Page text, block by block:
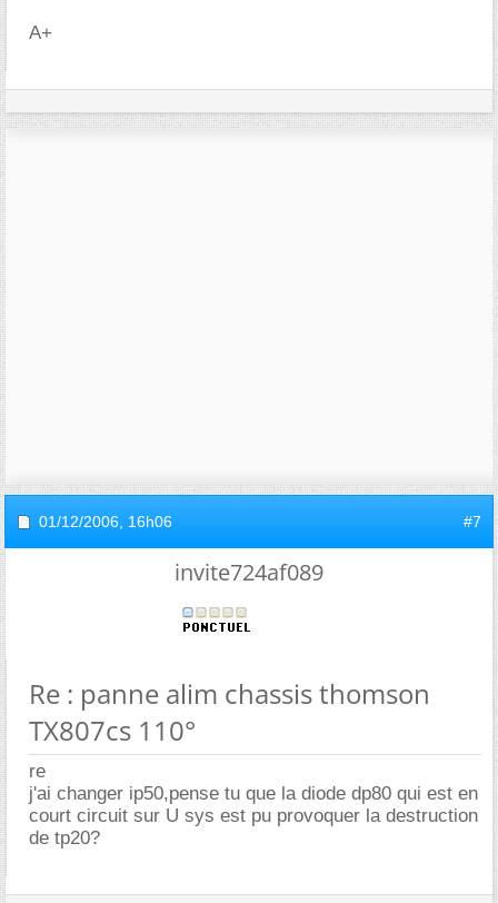
A+
01/12/2006, 16h06 #7
invite724af089
Re : panne alim chassis thomson
TX807cs 110°
re
j'ai changer ip50,pense tu que la diode dp80 qui est en
court circuit sur U sys est pu provoquer la destruction
de tp20?